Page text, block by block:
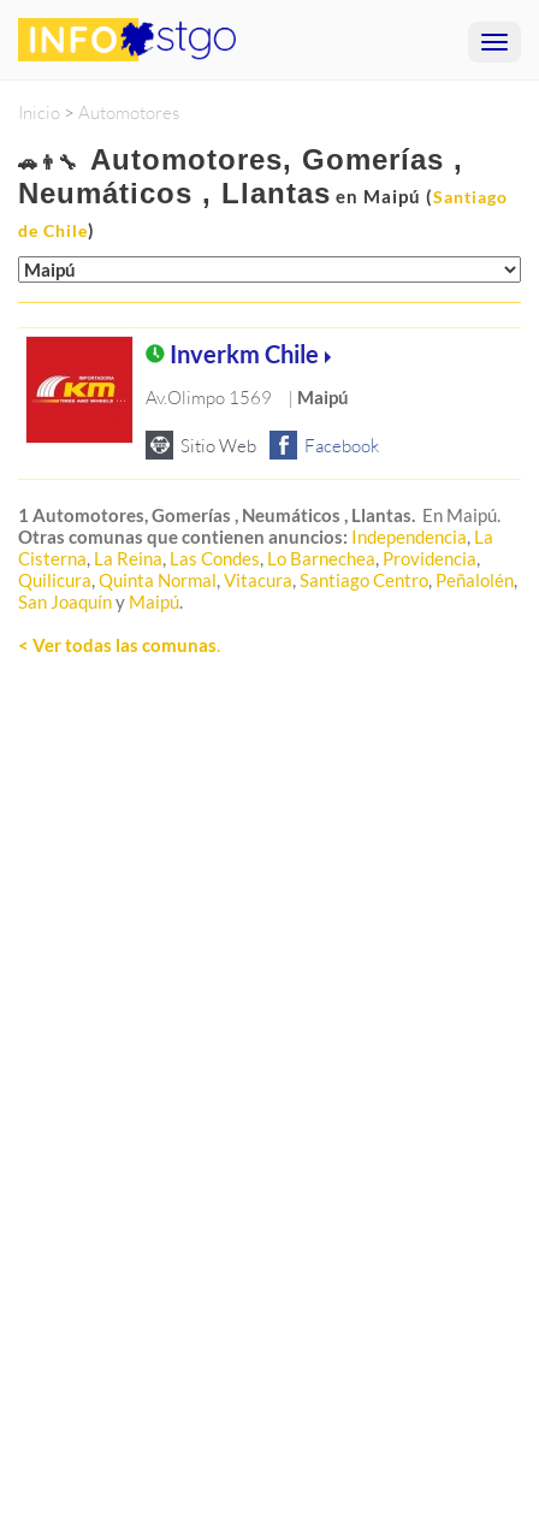
Inicio > Automotores
🚗👨‍🔧
Automotores, Gomerías ,
Neumáticos , Llantas en Maipú (Santiago
de Chile)
Inverkm Chile
Av.Olimpo 1569 | Maipú
1 Automotores, Gomerías , Neumáticos , Llantas. En Maipú.
Otras comunas que contienen anuncios: Independencia, La
Cisterna, La Reina, Las Condes, Lo Barnechea, Providencia,
Quilicura,Quinta Normal,Vitacura,Santiago Centro, Peñalolén,
San Joaquíny Maipú.
< Ver todas las comunas.